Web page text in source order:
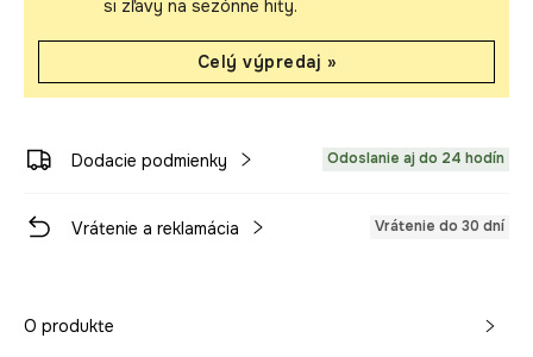
si zľavy na sezónne hity.
Celý výpredaj »
Dodacie podmienky Odoslanie aj do 24 hodín
Vrátenie a reklamácia Vrátenie do 30 dní
O produkte